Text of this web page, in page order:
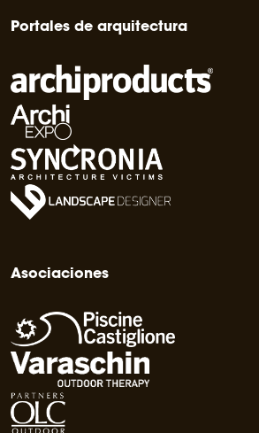
Portales de arquitectura
Asociaciones